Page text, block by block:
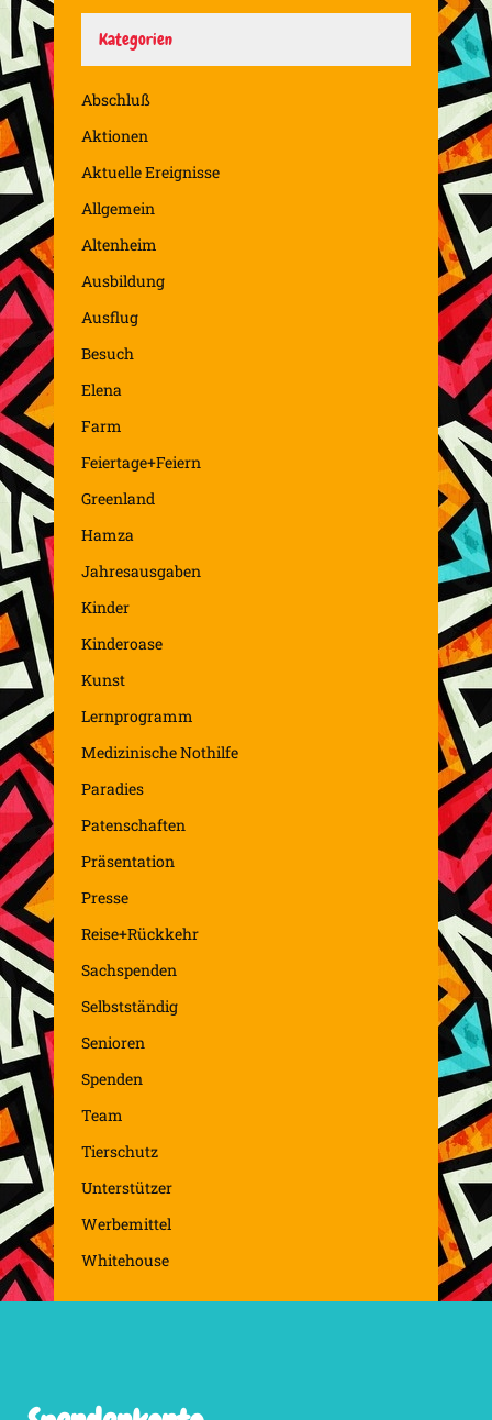
Kategorien
Abschluß
Aktionen
Aktuelle Ereignisse
Allgemein
Altenheim
Ausbildung
Ausflug
Besuch
Elena
Farm
Feiertage+Feiern
Greenland
Hamza
Jahresausgaben
Kinder
Kinderoase
Kunst
Lernprogramm
Medizinische Nothilfe
Paradies
Patenschaften
Präsentation
Presse
Reise+Rückkehr
Sachspenden
Selbstständig
Senioren
Spenden
Team
Tierschutz
Unterstützer
Werbemittel
Whitehouse